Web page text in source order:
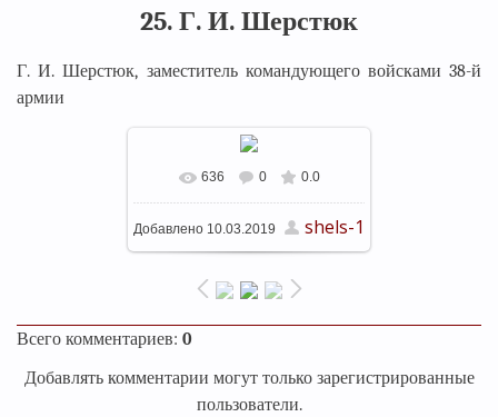
25. Г. И. Шерстюк
Г. И. Шерстюк, заместитель командующего войсками 38-й
армии
636 0 0.0
Добавлено 10.03.2019 shels-1
Всего комментариев: 0
Добавлять комментарии могут только зарегистрированные
пользователи.